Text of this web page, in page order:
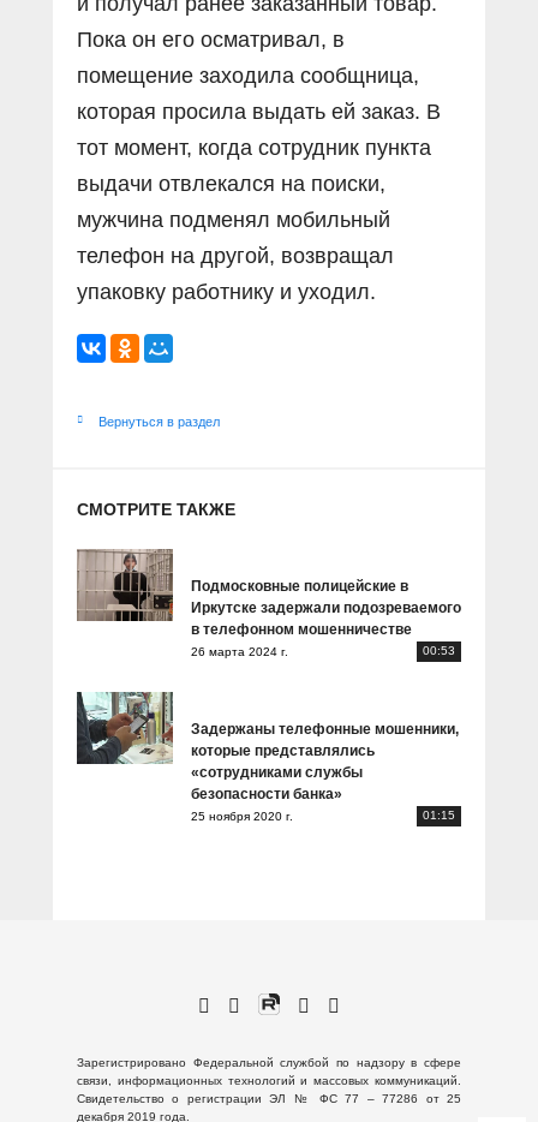
Пока он его осматривал, в
помещение заходила сообщница,
которая просила выдать ей заказ. В
тот момент, когда сотрудник пункта
выдачи отвлекался на поиски,
мужчина подменял мобильный
телефон на другой, возвращал
упаковку работнику и уходил.
Вернуться в раздел
СМОТРИТЕ ТАКЖЕ
Подмосковные полицейские в
Иркутске задержали подозреваемого
в телефонном мошенничестве
26 марта 2024 г. 00:53
Задержаны телефонные мошенники,
которые представлялись
«сотрудниками службы
безопасности банка»
25 ноября 2020 г. 01:15
Зарегистрировано Федеральной службой по надзору в сфере
связи, информационных технологий и массовых коммуникаций.
Свидетельство о регистрации ЭЛ № ФС 77 – 77286 от 25
декабря 2019 года.